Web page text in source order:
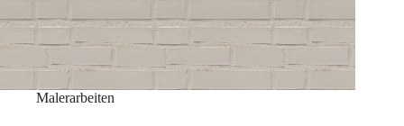
Malerarbeiten